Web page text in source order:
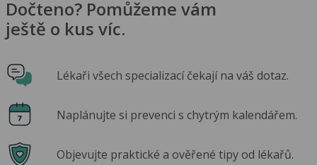
Dočteno? Pomůžeme vám
ještě o kus víc.
Lékaři všech specializací čekají na váš dotaz.
Naplánujte si prevenci s chytrým kalendářem.
Objevujte praktické a ověřené tipy od lékařů.